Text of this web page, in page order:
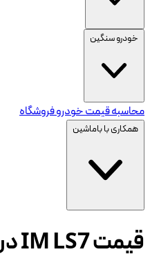
خودرو سنگین
محاسبه قیمت خودروفروشگاه
همکاری با باماشین
قیمت IM LS7 در خرداد ۱۴۰۵ اعلام شد | افزایش ۱۲ درصدی قیمت